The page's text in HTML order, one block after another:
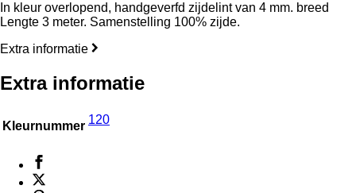
In kleur overlopend, handgeverfd zijdelint van 4 mm. breed
Lengte 3 meter. Samenstelling 100% zijde.
Extra informatie
Extra informatie
Kleurnummer 120